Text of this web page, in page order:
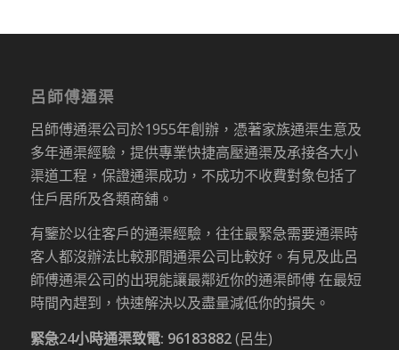
呂師傅通渠
呂師傅通渠公司於1955年創辦，憑著家族通渠生意及
多年通渠經驗，提供專業快捷高壓通渠及承接各大小
渠道工程，保證通渠成功，不成功不收費對象包括了
住戶居所及各類商舖。
有鑒於以往客戶的通渠經驗，往往最緊急需要通渠時
客人都沒辦法比較那間通渠公司比較好。有見及此呂
師傅通渠公司的出現能讓最鄰近你的通渠師傅 在最短
時間內趕到，快速解決以及盡量減低你的損失。
緊急24小時通渠致電: 96183882(呂生)